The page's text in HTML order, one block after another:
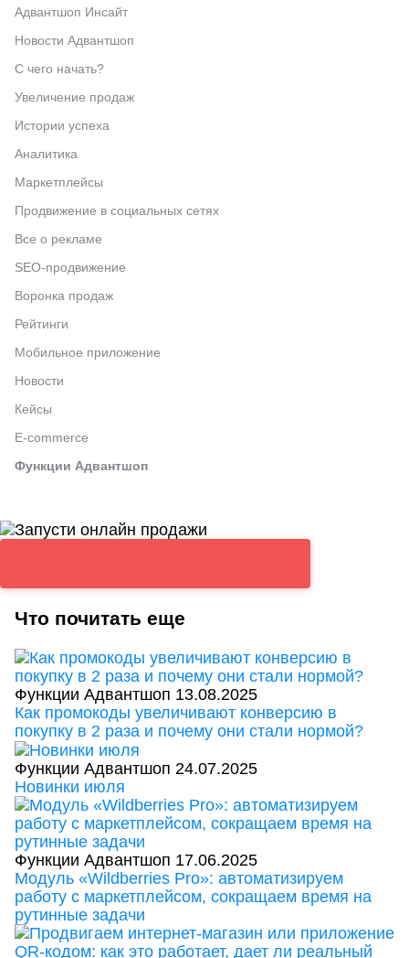
Адвантшоп Инсайт
Новости Адвантшоп
С чего начать?
Увеличение продаж
Истории успеха
Аналитика
Маркетплейсы
Продвижение в социальных сетях
Все о рекламе
SEO-продвижение
Воронка продаж
Рейтинги
Мобильное приложение
Новости
Кейсы
E-commerce
Функции Адвантшоп
Что почитать еще
Функции Адвантшоп 13.08.2025
Как промокоды увеличивают конверсию в
покупку в 2 раза и почему они стали нормой?
Функции Адвантшоп 24.07.2025
Новинки июля
Функции Адвантшоп 17.06.2025
Модуль «Wildberries Pro»: автоматизируем
работу с маркетплейсом, сокращаем время на
рутинные задачи